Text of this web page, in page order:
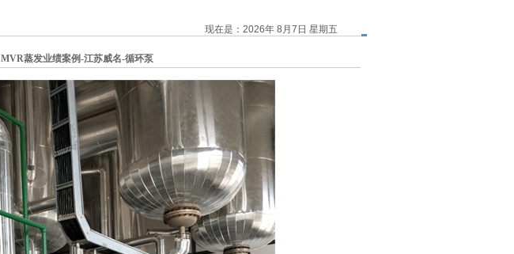
现在是：2026年 8月7日 星期五
MVR蒸发业绩案例-江苏威名-循环泵